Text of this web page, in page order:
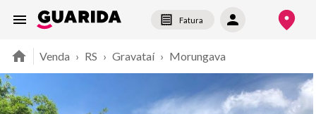
Fatura
Venda › RS › Gravataí › Morungava